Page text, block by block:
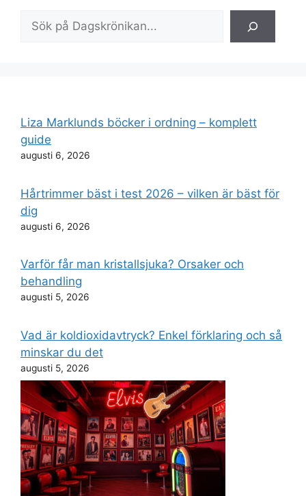
Sök
Liza Marklunds böcker i ordning – komplett
guide
augusti 6, 2026
Hårtrimmer bäst i test 2026 – vilken är bäst för
dig
augusti 6, 2026
Varför får man kristallsjuka? Orsaker och
behandling
augusti 5, 2026
Vad är koldioxidavtryck? Enkel förklaring och så
minskar du det
augusti 5, 2026